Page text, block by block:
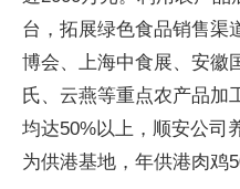
台，拓展绿色食品销售渠
博会、上海中食展、安徽
氏、云燕等重点农产品加
均达50%以上，顺安公司
为供港基地，年供港肉鸡